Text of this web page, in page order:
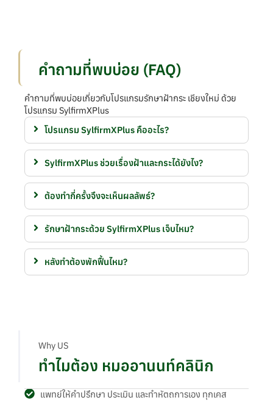
คำถามที่พบบ่อย (FAQ)
คำถามที่พบบ่อยเกี่ยวกับโปรแกรมรักษาฝ้ากระ เชียงใหม่ ด้วย
โปรแกรม SylfirmXPlus
โปรแกรม SylfirmXPlus คืออะไร?
SylfirmXPlus ช่วยเรื่องฝ้าและกระได้ยังไง?
ต้องทำกี่ครั้งจึงจะเห็นผลลัพธ์?
รักษาฝ้ากระด้วย SylfirmXPlus เจ็บไหม?
หลังทำต้องพักฟื้นไหม?
Why US
ทำไมต้อง หมออานนท์คลินิก
แพทย์ให้คำปรึกษา ประเมิน และทำหัตถการเอง ทุกเคส